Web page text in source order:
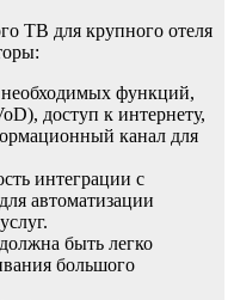
ТВ для крупного отеля
функций,
доступ к интернету,
канал для
интеграции с
автоматизации
быть легко
большого